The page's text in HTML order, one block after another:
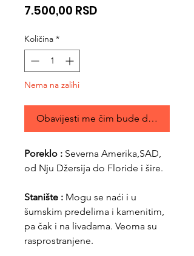
7.500,00 RSD
Količina *
Nema na zalihi
Obavijesti me čim bude dostupno
Poreklo : Severna Amerika,SAD,
od Nju Džersija do Floride i šire.
Stanište : Mogu se naći i u
šumskim predelima i kamenitim,
pa čak i na livadama. Veoma su
rasprostranjene.